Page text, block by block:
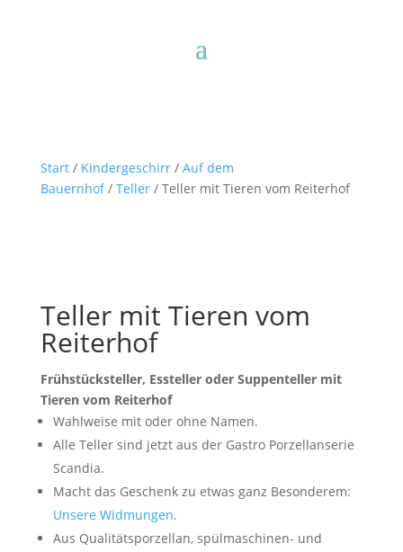
Start/ Kindergeschirr/ Auf dem
Bauernhof/ Teller/ Teller mit Tieren vom Reiterhof
Teller mit Tieren vom
Reiterhof
Frühstücksteller, Essteller oder Suppenteller mit
Tieren vom Reiterhof
Wahlweise mit oder ohne Namen.
Alle Teller sind jetzt aus der Gastro Porzellanserie
Scandia.
Macht das Geschenk zu etwas ganz Besonderem:
Unsere Widmungen.
Aus Qualitätsporzellan, spülmaschinen- und